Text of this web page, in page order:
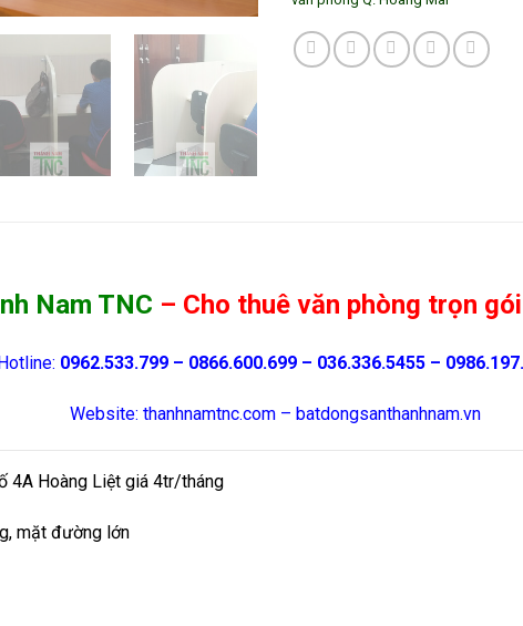
Nam TNC – Cho thuê văn phòng trọn
0962.533.799 – 0866.600.699 – 036.336.5455 –
Website: thanhnamtnc.com – batdongsanthanhnam.vn
4A Hoàng Liệt giá 4tr/tháng
mặt đường lớn